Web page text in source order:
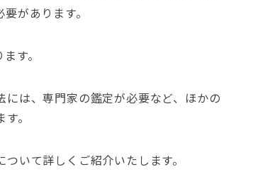
があります。
す。
は、専門家の鑑定が必要など、ほかの
。
いて詳しくご紹介いたします。